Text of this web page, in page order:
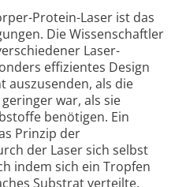
Protein-Laser ist das
Die Wissenschaftler
Laser-
effizientes Design
auszusenden, als die
war, als sie
benötigen. Ein
Prinzip der
der Laser sich selbst
indem sich ein Tropfen
Substrat verteilte.